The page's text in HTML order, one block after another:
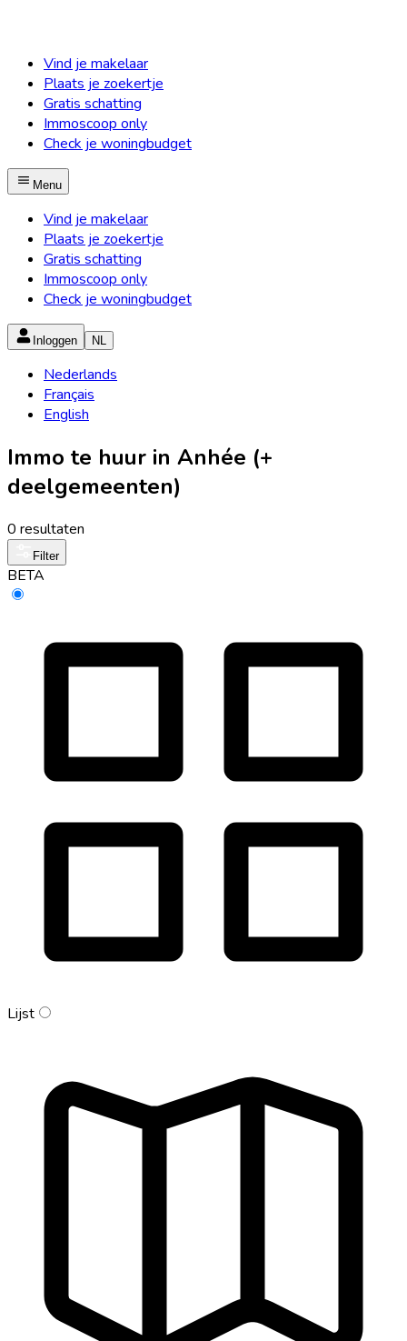
Vind je makelaar
Plaats je zoekertje
Gratis schatting
Immoscoop only
Check je woningbudget
Menu
Vind je makelaar
Plaats je zoekertje
Gratis schatting
Immoscoop only
Check je woningbudget
Inloggen NL
Nederlands
Français
English
Immo te huur in Anhée (+
deelgemeenten)
0 resultaten
Filter
BETA
Lijst